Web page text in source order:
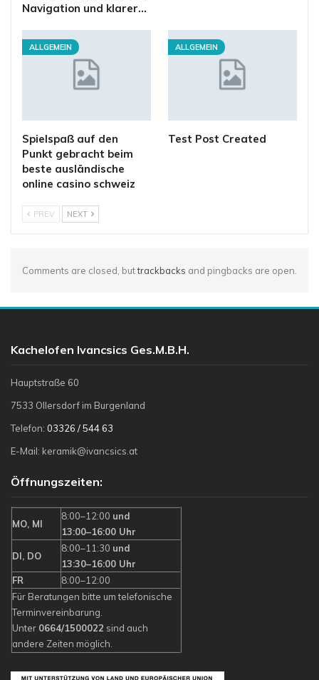
Navigation und klarer…
ALLGEMEIN
Spielspaß auf den
Punkt gebracht beim
beste ausländische
online casino schweiz
ALLGEMEIN
Test Post Created
PREV NEXT
Comments are closed, buttrackbacks and pingbacks are open.
Kachelofen Ivancsics Ges.m.b.H.
Hauptstraße 60
7533 Ollersdorf im Burgenland
Telefon: 03326 / 544 63
E-Mail: keramik@ivancsics.at
Öffnungszeiten:
MO, MI
8:00–12:00 und
13:00–16:00 Uhr
DI, DO
8:00–11:30 und
13:30–16:00 Uhr
FR
8:00–12:00
Für Beratungen bitte um telefonische
Terminvereinbarung.
Unter 0664/1500022 sind auch
andere Zeiten möglich.